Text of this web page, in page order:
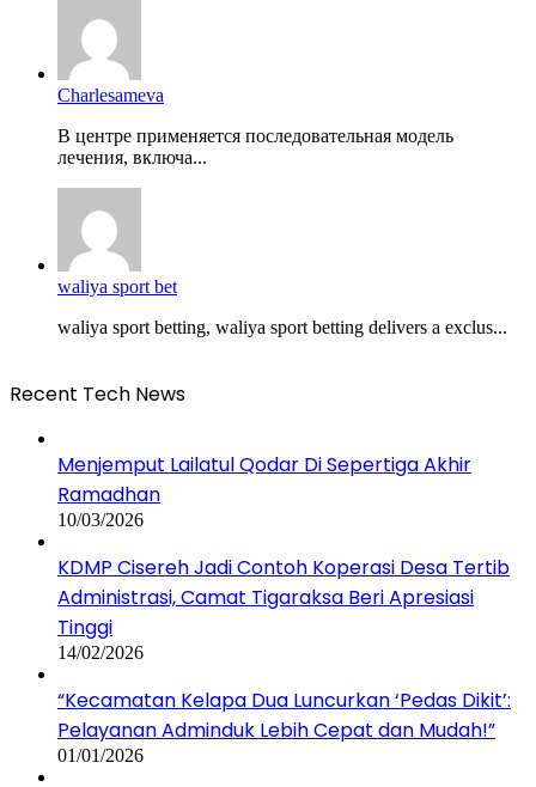
Charlesameva
В центре применяется последовательная модель
лечения, включа...
waliya sport bet
waliya sport betting, waliya sport betting delivers a exclus...
Recent Tech News
Menjemput Lailatul Qodar Di Sepertiga Akhir
Ramadhan
10/03/2026
KDMP Cisereh Jadi Contoh Koperasi Desa Tertib
Administrasi, Camat Tigaraksa Beri Apresiasi
Tinggi
14/02/2026
“Kecamatan Kelapa Dua Luncurkan ‘Pedas Dikit’:
Pelayanan Adminduk Lebih Cepat dan Mudah!”
01/01/2026